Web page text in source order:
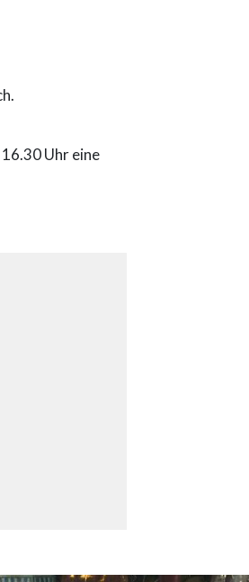
Uhr eine